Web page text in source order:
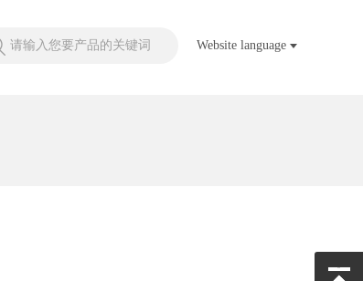
请输入您要产品的关键词 Website language